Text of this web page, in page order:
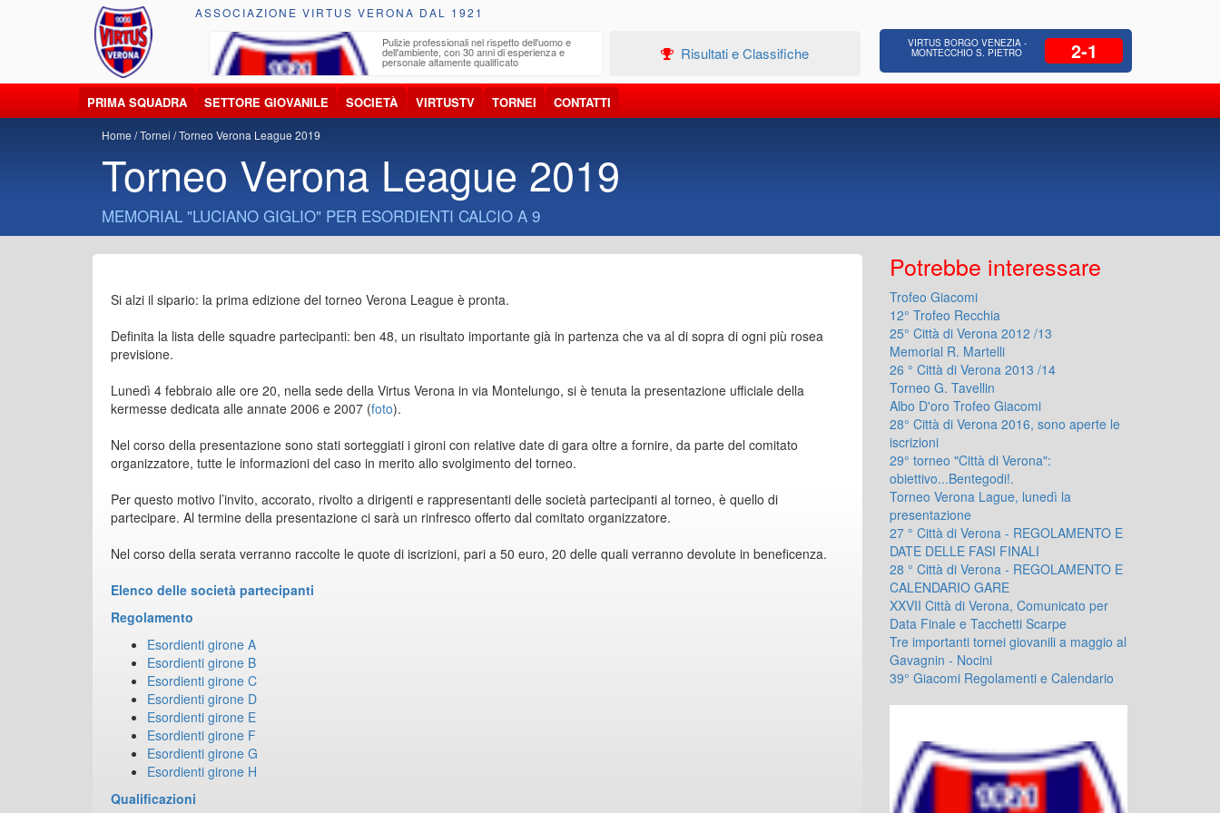
ASSOCIAZIONE VIRTUS VERONA DAL 1921
trasporto, smaltimento e recupero di Pulizie professionali nel rispetto dell'uomo e
dell'ambiente, con 30 anni di esperienza e
personale altamente qualificato
Edilizia Residenziale, Opere pubbliche,
Progettazione Strade, Opere idrauliche, Bonifica
Risultati e Classifiche
VIRTUS BORGO VENEZIA -
MONTECCHIO S. PIETRO 2-1
PRIMA SQUADRA SETTORE GIOVANILE SOCIETÀ VIRTUSTV TORNEI CONTATTI
Home Tornei Torneo Verona League 2019
Torneo Verona League 2019
MEMORIAL "LUCIANO GIGLIO" PER ESORDIENTI CALCIO A 9
Si alzi il sipario: la prima edizione del torneo Verona League è pronta.
Definita la lista delle squadre partecipanti: ben 48, un risultato importante già in partenza che va al di sopra di ogni più rosea
previsione.
Lunedì 4 febbraio alle ore 20, nella sede della Virtus Verona in via Montelungo, si è tenuta la presentazione ufficiale della
kermesse dedicata alle annate 2006 e 2007 (foto).
Nel corso della presentazione sono stati sorteggiati i gironi con relative date di gara oltre a fornire, da parte del comitato
organizzatore, tutte le informazioni del caso in merito allo svolgimento del torneo.
Per questo motivo l’invito, accorato, rivolto a dirigenti e rappresentanti delle società partecipanti al torneo, è quello di
partecipare. Al termine della presentazione ci sarà un rinfresco offerto dal comitato organizzatore.
Nel corso della serata verranno raccolte le quote di iscrizioni, pari a 50 euro, 20 delle quali verranno devolute in beneficenza.
Elenco delle società partecipanti
Regolamento
Esordienti girone A
Esordienti girone B
Esordienti girone C
Esordienti girone D
Esordienti girone E
Esordienti girone F
Esordienti girone G
Esordienti girone H
Qualificazioni
Potrebbe interessare
Trofeo Giacomi
12° Trofeo Recchia
25° Città di Verona 2012 /13
Memorial R. Martelli
26 ° Città di Verona 2013 /14
Torneo G. Tavellin
Albo D'oro Trofeo Giacomi
28° Città di Verona 2016, sono aperte le
iscrizioni
29° torneo "Città di Verona":
obiettivo...Bentegodi!.
Torneo Verona Lague, lunedì la
presentazione
27 ° Città di Verona - REGOLAMENTO E
DATE DELLE FASI FINALI
28 ° Città di Verona - REGOLAMENTO E
CALENDARIO GARE
XXVII Città di Verona, Comunicato per
Data Finale e Tacchetti Scarpe
Tre importanti tornei giovanili a maggio al
Gavagnin - Nocini
39° Giacomi Regolamenti e Calendario